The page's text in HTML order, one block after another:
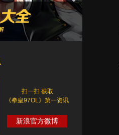
扫一扫 获取
《拳皇97OL》第一资讯
新浪官方微博